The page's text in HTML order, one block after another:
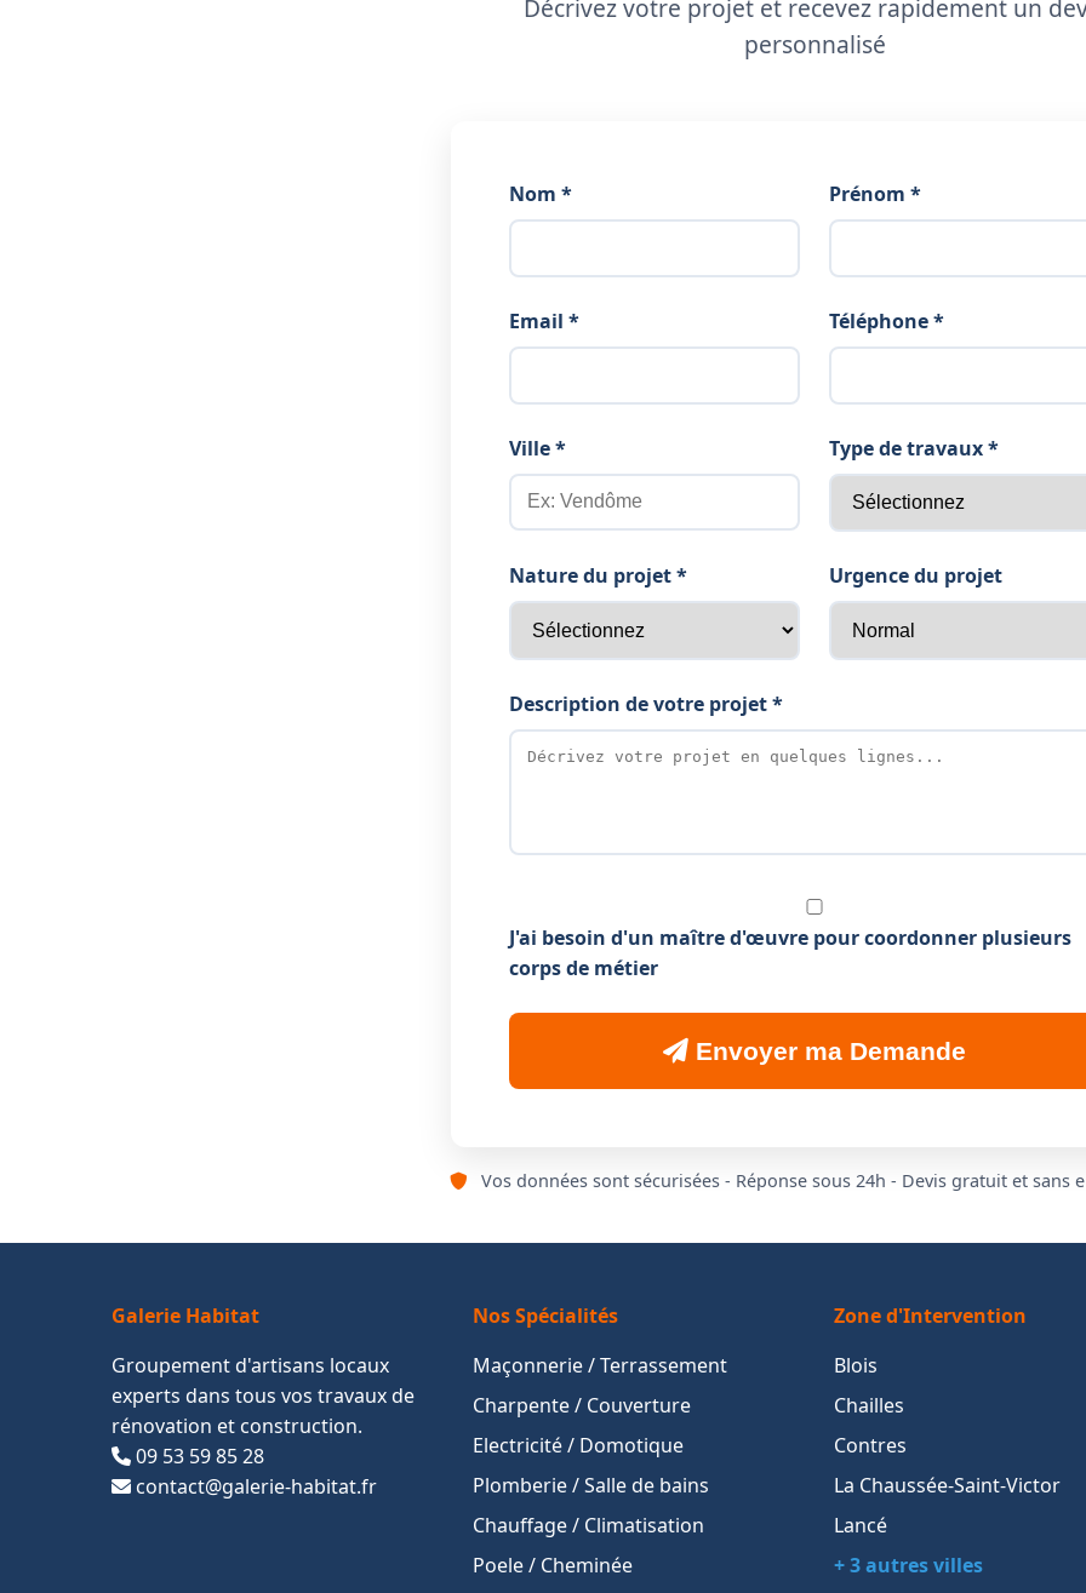
Décrivez votre projet et recevez rapidement un
personnalisé
Nom * Prénom *
Email * Téléphone *
Ville * Type de travaux *
Nature du projet * Urgence du projet
Description de votre projet *
J'ai besoin d'un maître d'œuvre pour coordonner plusieurs
corps de métier
Envoyer ma Demande
Vos données sont sécurisées - Réponse sous 24h - Devis gratuit et sans
Galerie Habitat
Groupement d'artisans locaux
experts dans tous vos travaux de
rénovation et construction.
09 53 59 85 28
contact@galerie-habitat.fr
Nos Spécialités
Maçonnerie / Terrassement
Charpente / Couverture
Electricité / Domotique
Plomberie / Salle de bains
Chauffage / Climatisation
Poele / Cheminée
Zone d'Intervention
Blois
Chailles
Contres
La Chaussée-Saint-Victor
Lancé
+ 3 autres villes